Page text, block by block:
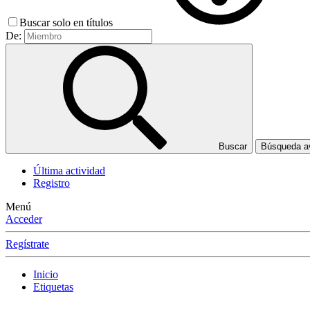
Buscar solo en títulos
De:
Buscar Búsqueda
Última actividad
Registro
Menú
Acceder
Regístrate
Inicio
Etiquetas